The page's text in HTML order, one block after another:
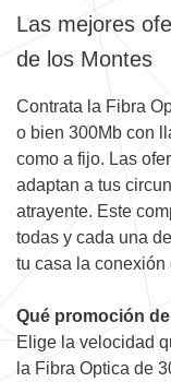
Las mejores
de los Montes
Contrata la Fibra
o bien 300Mb con
como a fijo. Las
adaptan a tus
atrayente. Este
todas y cada una
tu casa la conexión
Qué promoción
Elige la velocidad
la Fibra Optica de